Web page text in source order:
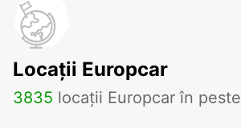
Locații Europcar
3835 locații Europcar în peste